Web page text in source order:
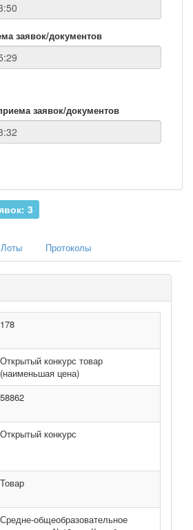
заявок/документов
заявок/документов
3
Лоты Протоколы
178
Открытый конкурс товар
(наименьшая цена)
58862
Открытый конкурс
Товар
Средне-общеобразовательное